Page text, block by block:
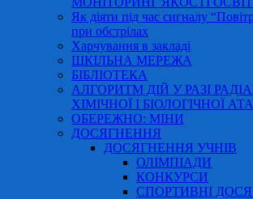
Як діяти під час сигналу
при обстрілах
Харчування в закладі
ШКІЛЬНА МЕРЕЖА
БІБЛІОТЕКА
АЛГОРИТМ ДІЙ У РАЗІ
ХІМІЧНОЇ І БІОЛОГІЧНОЇ
ОБЕРЕЖНО: МІНИ
ДОСЯГНЕННЯ
ДОСЯГНЕННЯ УЧНІВ
ОЛІМПІАДИ
КОНКУРСИ
СПОРТИВНІ